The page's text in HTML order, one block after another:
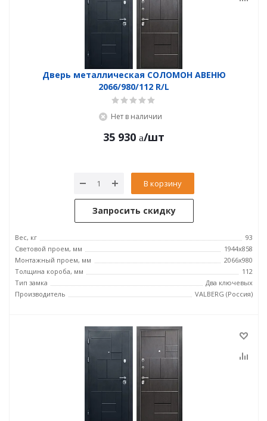
Дверь металлическая СОЛОМОН АВЕНЮ
2066/980/112 R/L
Нет в наличии
35 930 /шт
В корзину
Запросить скидку
Вес, кг
93
Световой проем, мм
1944x858
Монтажный проем, мм
2066x980
Толщина короба, мм
112
Тип замка
Два ключевых
Производитель
VALBERG (Россия)